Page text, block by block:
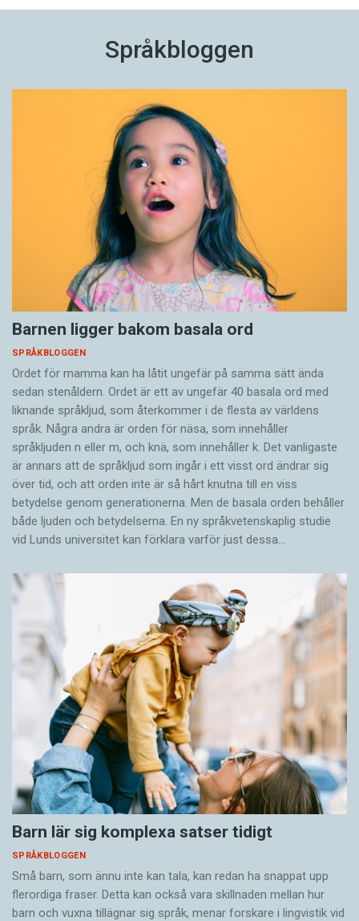
Språkbloggen
Barnen ligger bakom basala ord
SPRÅKBLOGGEN
Ordet för mamma kan ha låtit ungefär på samma sätt ända
sedan stenåldern. Ordet är ett av ungefär 40 basala ord med
liknande språkljud, som återkommer i de flesta av världens
språk. Några andra är orden för näsa, som innehåller
språkljuden n eller m, och knä, som innehåller k. Det vanligaste
är annars att de språkljud som ingår i ett visst ord ändrar sig
över tid, och att orden inte är så hårt knutna till en viss
betydelse genom generationerna. Men de basala orden behåller
både ljuden och betydelserna. En ny språkvetenskaplig studie
vid Lunds universitet kan förklara varför just dessa…
Barn lär sig komplexa satser tidigt
SPRÅKBLOGGEN
Små barn, som ännu inte kan tala, kan redan ha snappat upp
flerordiga fraser. Detta kan också vara skillnaden mellan hur
barn och vuxna tillägnar sig språk, menar forskare i lingvistik vid